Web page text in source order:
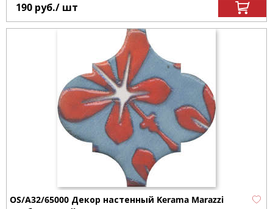
190 руб./ шт
OS/A32/65000 Декор настенный Kerama Marazzi